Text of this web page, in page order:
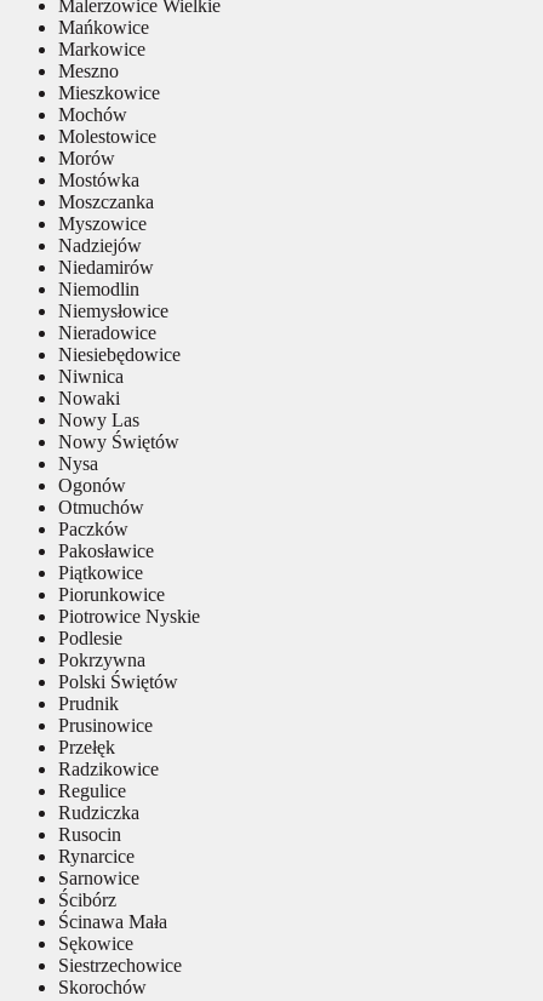
Malerzowice Wielkie
Mańkowice
Markowice
Meszno
Mieszkowice
Mochów
Molestowice
Morów
Mostówka
Moszczanka
Myszowice
Nadziejów
Niedamirów
Niemodlin
Niemysłowice
Nieradowice
Niesiebędowice
Niwnica
Nowaki
Nowy Las
Nowy Świętów
Nysa
Ogonów
Otmuchów
Paczków
Pakosławice
Piątkowice
Piorunkowice
Piotrowice Nyskie
Podlesie
Pokrzywna
Polski Świętów
Prudnik
Prusinowice
Przełęk
Radzikowice
Regulice
Rudziczka
Rusocin
Rynarcice
Sarnowice
Ścibórz
Ścinawa Mała
Sękowice
Siestrzechowice
Skorochów